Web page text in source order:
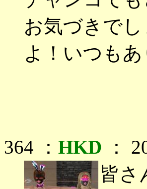
お気づきで
よ！いつも
364 ： HKD ：
皆さ